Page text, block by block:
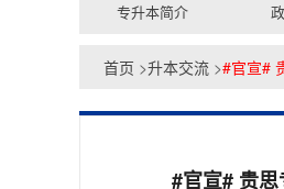
专升本简介
首页 >升本交流 >#官宣#
#官宣# 贵